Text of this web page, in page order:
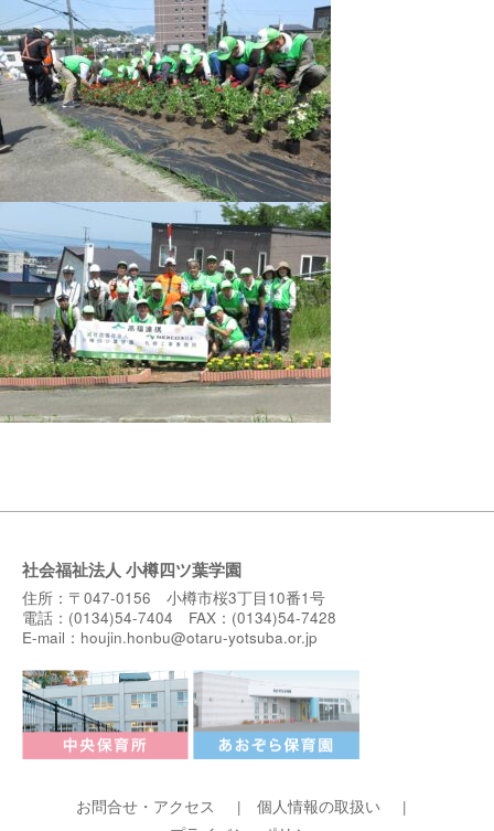
社会福祉法人 小樽四ツ葉学園
住所：〒047-0156 小樽市桜3丁目10番1号
電話：(0134)54-7404 FAX：(0134)54-7428
E-mail： houjin.honbu@otaru-yotsuba.or.jp
お問合せ・アクセス
個人情報の取扱い